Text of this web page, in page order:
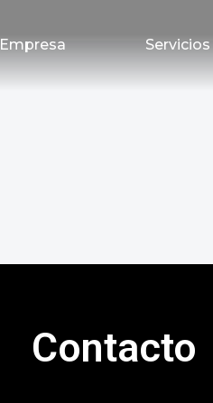
Empresa Servicios
Contacto